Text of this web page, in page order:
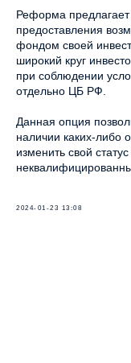
Реформа предлагает
предоставления
фондом своей
широкий круг
при соблюдении
отдельно ЦБ РФ.
Данная опция
наличии каких-либо
изменить свой
2024-01-23 13:08